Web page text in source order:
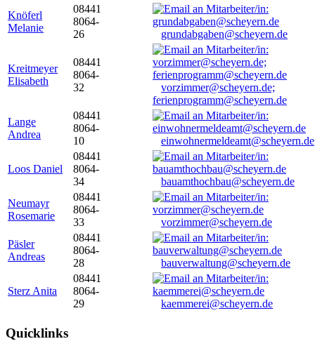
Knöferl
Melanie
08441
8064-
26
grundabgaben@scheyern.de
Kreitmeyer
Elisabeth
08441
8064-
32
vorzimmer@scheyern.de;
ferienprogramm@scheyern.de
Lange
Andrea
08441
8064-
10
einwohnermeldeamt@scheyern.de
Loos Daniel
08441
8064-
34
bauamthochbau@scheyern.de
Neumayr
Rosemarie
08441
8064-
33
vorzimmer@scheyern.de
Päsler
Andreas
08441
8064-
28
bauverwaltung@scheyern.de
Sterz Anita
08441
8064-
29
kaemmerei@scheyern.de
Quicklinks